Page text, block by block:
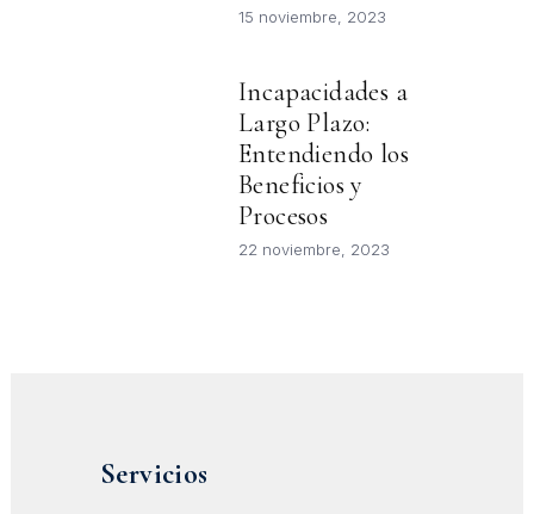
15 noviembre, 2023
Incapacidades a
Largo Plazo:
Entendiendo los
Beneficios y
Procesos
22 noviembre, 2023
Servicios